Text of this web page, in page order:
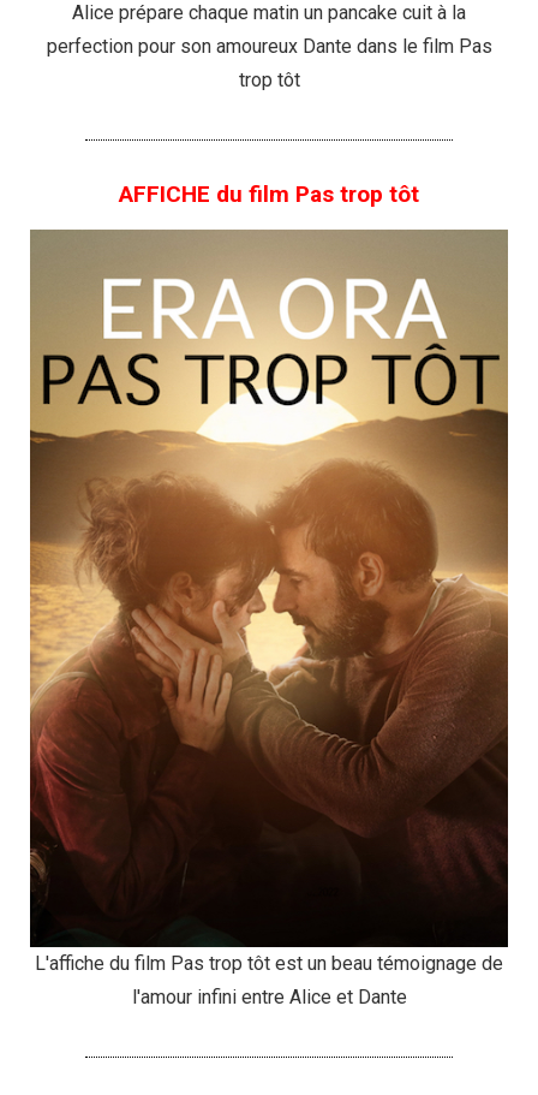
Alice prépare chaque matin un pancake cuit à la
perfection pour son amoureux Dante dans le film Pas
trop tôt
AFFICHE du film Pas trop tôt
L'affiche du film Pas trop tôt est un beau témoignage de
l'amour infini entre Alice et Dante